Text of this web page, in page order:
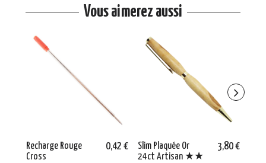
Vous aimerez aussi
Recharge Rouge
Cross
0,42 €
Slim Plaquée Or
24ct Artisan ★★
3,80 €